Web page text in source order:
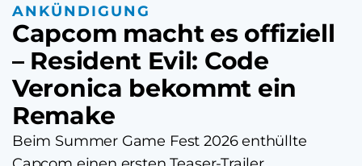
ANKÜNDIGUNG
Capcom macht es offiziell
– Resident Evil: Code
Veronica bekommt ein
Remake
Beim Summer Game Fest 2026 enthüllte